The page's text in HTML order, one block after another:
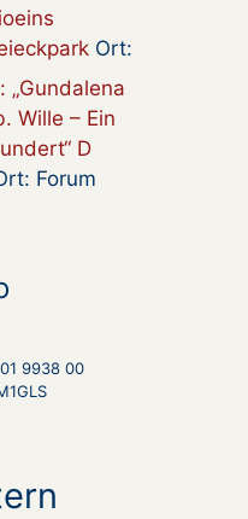
Ort:
„Gundalena
Wille – Ein
D
Forum
9938 00